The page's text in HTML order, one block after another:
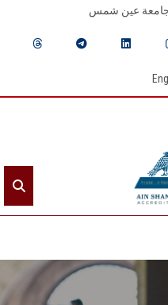
جامعة عين شمس
الرئيسيـة